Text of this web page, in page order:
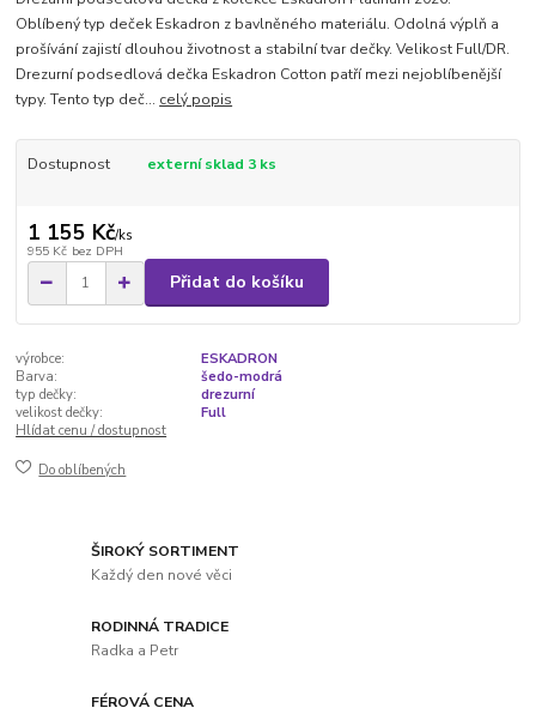
Oblíbený typ deček Eskadron z bavlněného materiálu. Odolná výplň a
prošívání zajistí dlouhou životnost a stabilní tvar dečky. Velikost Full/DR.
Drezurní podsedlová dečka Eskadron Cotton patří mezi nejoblíbenější
typy. Tento typ deč... celý popis
Dostupnost externí sklad 3 ks
1 155 Kč/ks
955 Kč bez DPH
Přidat do košíku
výrobce:
ESKADRON
Barva:
šedo-modrá
typ dečky:
drezurní
velikost dečky:
Full
Hlídat cenu / dostupnost
Do oblíbených
ŠIROKÝ SORTIMENT
Každý den nové věci
RODINNÁ TRADICE
Radka a Petr
FÉROVÁ CENA